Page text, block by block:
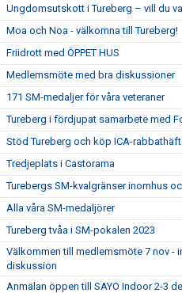
Ungdomsutskott i Tureberg – vill du
Moa och Noa - välkomna till Tureberg!
Friidrott med ÖPPET HUS
Medlemsmöte med bra diskussioner
171 SM-medaljer för våra veteraner
Tureberg i fördjupat samarbete med
Stöd Tureberg och köp ICA-
Tredjeplats i Castorama
Turebergs SM-kvalgränser inomhus
Alla våra SM-medaljörer
Tureberg tvåa i SM-pokalen 2023
Välkommen till medlemsmöte 7 nov -
diskussion
Anmälan öppen till SAYO Indoor 2-3